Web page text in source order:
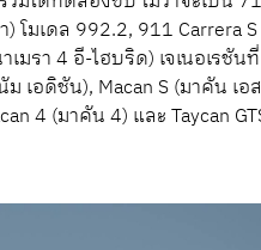
มเดล 992.2, 911 Carrera S
มรา 4 อี-ไฮบริด) เจเนอเรชัน
อดิชัน), Macan S (มาคัน เอ
4 (มาคัน 4) และ Taycan